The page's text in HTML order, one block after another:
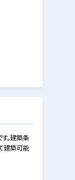
。建築条
建築可能